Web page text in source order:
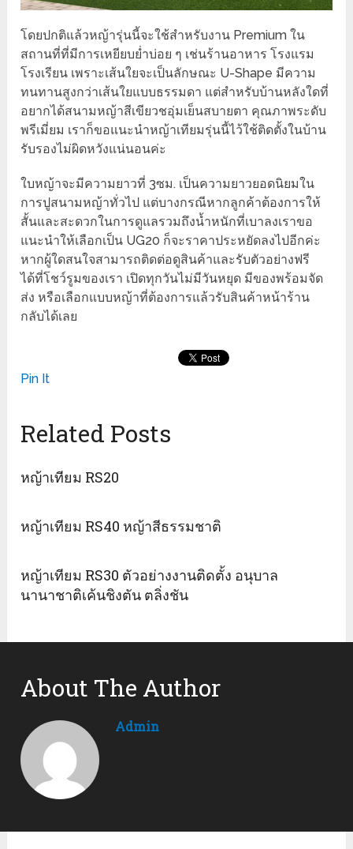
โดยปกติแล้วหญ้ารุ่นนี้จะใช้สำหรับงาน Premium ใน
สถานที่ที่มีการเหยียบย่ำบ่อย ๆ เช่นร้านอาหาร โรงแรม
โรงเรียน เพราะเส้นใยจะเป็นลักษณะ U-Shape มีความ
ทนทานสูงกว่าเส้นใยแบบธรรมดา แต่สำหรับบ้านหลังใดที่
อยากได้สนามหญ้าสีเขียวชอุ่มเย็นสบายตา คุณภาพระดับ
พรีเมี่ยม เราก็ขอแนะนำหญ้าเทียมรุ่นนี้ไว้ใช้ติดตั้งในบ้าน
รับรองไม่ผิดหวังแน่นอนค่ะ
ใบหญ้าจะมีความยาวที่ 3ซม. เป็นความยาวยอดนิยมใน
การปูสนามหญ้าทั่วไป แต่บางกรณีหากลูกค้าต้องการให้
สั้นและสะดวกในการดูแลรวมถึงน้ำหนักที่เบาลงเราขอ
แนะนำให้เลือกเป็น UG20 ก็จะราคาประหยัดลงไปอีกค่ะ
หากผู้ใดสนใจสามารถติดต่อดูสินค้าและรับตัวอย่างฟรี
ได้ที่โชว์รูมของเรา เปิดทุกวันไม่มีวันหยุด มีของพร้อมจัด
ส่ง หรือเลือกแบบหญ้าที่ต้องการแล้วรับสินค้าหน้าร้าน
กลับได้เลย
Pin It
Related Posts
หญ้าเทียม RS20
หญ้าเทียม RS40 หญ้าสีธรรมชาติ
หญ้าเทียม RS30 ตัวอย่างงานติดตั้ง อนุบาล
นานาชาติเค้นชิงตัน ตลิ่งชัน
About The Author
Admin